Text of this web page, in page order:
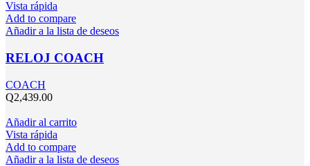
Vista rápida
Add to compare
Añadir a la lista de deseos
RELOJ COACH
COACH
Q2,439.00
Añadir al carrito
Vista rápida
Add to compare
Añadir a la lista de deseos